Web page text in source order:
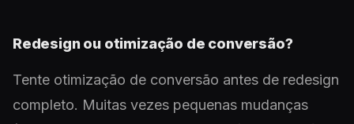
Redesign ou otimização de conversão?
Tente otimização de conversão antes de redesign
completo. Muitas vezes pequenas mudanças